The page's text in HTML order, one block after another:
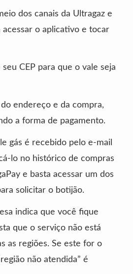
dos canais da Ultragaz e
acessar o aplicativo e tocar
seu CEP para que o vale seja
endereço e da compra,
a forma de pagamento.
gás é recebido pelo e-mail
lo no histórico de compras
e basta acessar um dos
solicitar o botijão.
indica que você fique
que o serviço não está
as regiões. Se este for o
não atendida” é